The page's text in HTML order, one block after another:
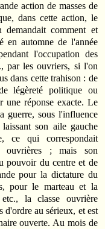
action de masses de
dans cette action, le
comment et
en automne de l'année
l'occupation des
par les ouvriers, si l'on
dans cette trahison : de
légèreté politique ou
une réponse exacte. Le
guerre, sous l'influence
son aile gauche
ce qui correspondait
ouvrières ; mais son
pouvoir du centre et de
pour la dictature du
pour le marteau et la
la classe ouvrière
d'ordre au sérieux, et est
ouverte. Au mois de